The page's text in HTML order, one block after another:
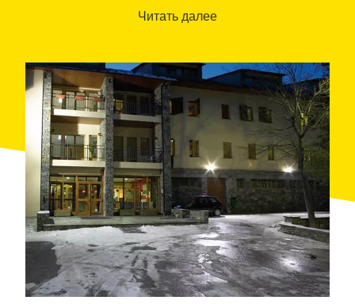
ландшафт: дерева, камня и сланца.
Читать далее